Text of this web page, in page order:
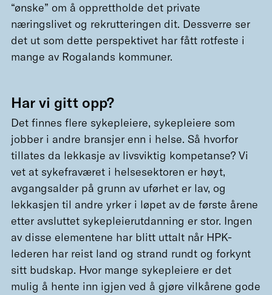
“ønske” om å opprettholde det private
næringslivet og rekrutteringen dit. Dessverre ser
det ut som dette perspektivet har fått rotfeste i
mange av Rogalands kommuner.
Har vi gitt opp?
Det finnes flere sykepleiere, sykepleiere som
jobber i andre bransjer enn i helse. Så hvorfor
tillates da lekkasje av livsviktig kompetanse? Vi
vet at sykefraværet i helsesektoren er høyt,
avgangsalder på grunn av uførhet er lav, og
lekkasjen til andre yrker i løpet av de første årene
etter avsluttet sykepleierutdanning er stor. Ingen
av disse elementene har blitt uttalt når HPK-
lederen har reist land og strand rundt og forkynt
sitt budskap. Hvor mange sykepleiere er det
mulig å hente inn igjen ved å gjøre vilkårene gode